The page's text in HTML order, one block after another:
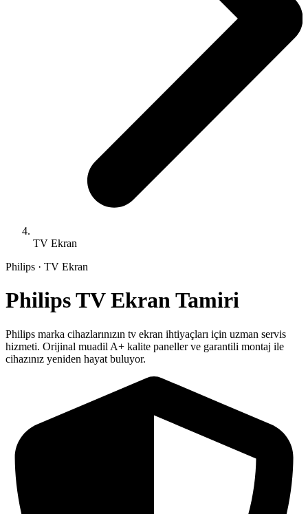
TV Ekran
Philips · TV Ekran
PhilipsTV Ekran Tamiri
Philips marka cihazlarınızın tv ekran ihtiyaçları için uzman servis
hizmeti. Orijinal muadil A+ kalite paneller ve garantili montaj ile
cihazınız yeniden hayat buluyor.